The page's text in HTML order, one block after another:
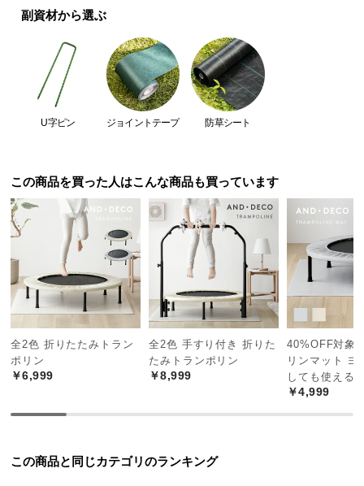
つ
開
ー
ビ
ス
い
て
搬
入
経
に
て
副資材から選ぶ
U字ピン ジョイントテープ 防草シート
この商品を買った人はこんな商品も買っています
全2色 折りたたみトラン
ポリン
￥6,999
全2色 手すり付き 折りた
たみトランポリン
￥8,999
40%OFF対象
リンマット ヨ
しても使える
￥4,999
この商品と同じカテゴリのランキング